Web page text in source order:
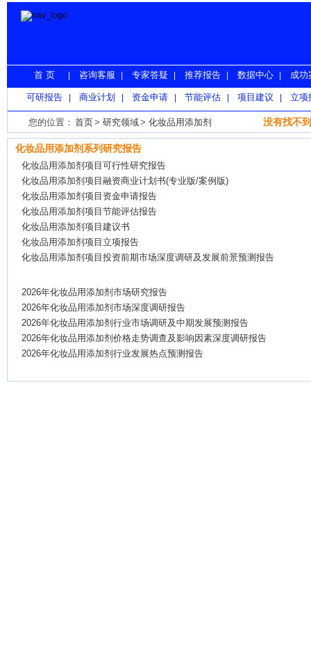
首 页 咨询客服 专家答疑 推荐报告 数据中心 成功
可研报告 商业计划 资金申请 节能评估 项目建议 立项
您的位置： 首页> 研究领域> 化妆品用添加剂 没有找不
化妆品用添加剂系列研究报告
化妆品用添加剂项目可行性研究报告
化妆品用添加剂项目融资商业计划书(专业版/案例版)
化妆品用添加剂项目资金申请报告
化妆品用添加剂项目节能评估报告
化妆品用添加剂项目建议书
化妆品用添加剂项目立项报告
化妆品用添加剂项目投资前期市场深度调研及发展前景预测报告
2026年化妆品用添加剂市场研究报告
2026年化妆品用添加剂市场深度调研报告
2026年化妆品用添加剂行业市场调研及中期发展预测报告
2026年化妆品用添加剂价格走势调查及影响因素深度调研报告
2026年化妆品用添加剂行业发展热点预测报告